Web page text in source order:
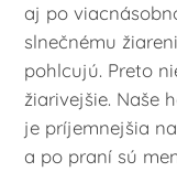
aj po
slnečnému
pohlcujú. Preto
žiarivejšie. Naše
je príjemnejšia
a po praní sú